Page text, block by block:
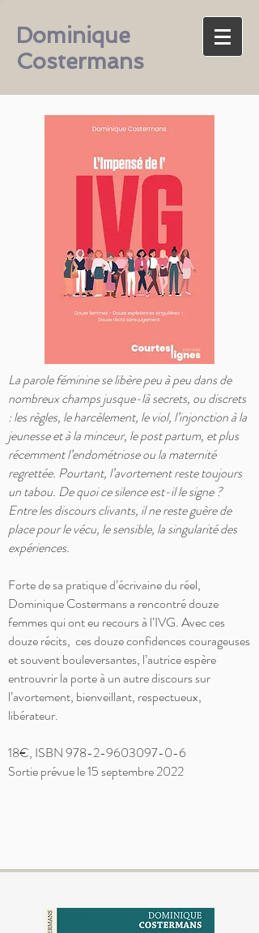
Dominique
Costermans
La parole féminine se libère peu à peu dans de
nombreux champs jusque-là secrets, ou discrets
: les règles, le harcèlement, le viol, l’injonction à la
jeunesse et à la minceur, le post partum, et plus
récemment l’endométriose ou la maternité
regrettée. Pourtant, l’avortement reste toujours
un tabou. De quoi ce silence est-il le signe ?
Entre les discours clivants, il ne reste guère de
place pour le vécu, le sensible, la singularité des
expériences.
Forte de sa pratique d’écrivaine du réel,
Dominique Costermans a rencontré douze
femmes qui ont eu recours à l’IVG. Avec ces
douze récits, ces douze confidences courageuses
et souvent bouleversantes, l’autrice espère
entrouvrir la porte à un autre discours sur
l’avortement, bienveillant, respectueux,
libérateur.
18€, ISBN978-2-9603097-0-6
Sortie prévue le 15 septembre 2022